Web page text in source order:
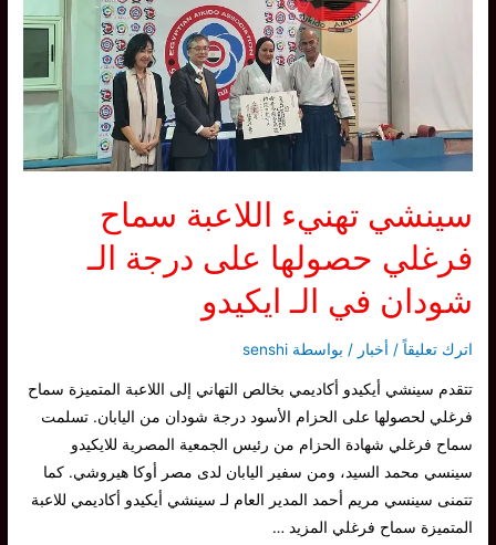
الـ
ايكيدو
سينشي تهنيء اللاعبة سماح
فرغلي حصولها على درجة الـ
شودان في الـ ايكيدو
اترك تعليقاً / أخبار / بواسطة senshi
تتقدم سينشي أيكيدو أكاديمي بخالص التهاني إلى اللاعبة المتميزة سماح
فرغلي لحصولها على الحزام الأسود درجة شودان من اليابان. تسلمت
سماح فرغلي شهادة الحزام من رئيس الجمعية المصرية للايكيدو
سينسي محمد السيد، ومن سفير اليابان لدى مصر أوكا هيروشي. كما
تتمنى سينسي مريم أحمد المدير العام لـ سينشي أيكيدو أكاديمي للاعبة
المتميزة سماح فرغلي المزيد …